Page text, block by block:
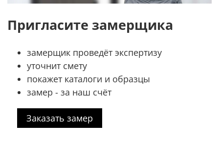
Пригласите замерщика
замерщик проведёт экспертизу
уточнит смету
покажет каталоги и образцы
замер - за наш счёт
Заказать замер